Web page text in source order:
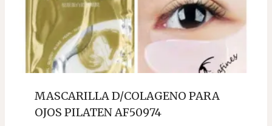
MASCARILLA D/COLAGENO PARA
OJOS PILATEN AF50974